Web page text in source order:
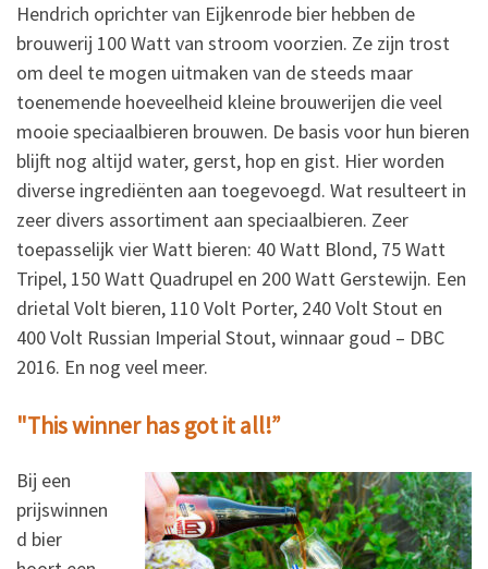
Hendrich oprichter van Eijkenrode bier hebben de
brouwerij 100 Watt van stroom voorzien. Ze zijn trost
om deel te mogen uitmaken van de steeds maar
toenemende hoeveelheid kleine brouwerijen die veel
mooie speciaalbieren brouwen. De basis voor hun bieren
blijft nog altijd water, gerst, hop en gist. Hier worden
diverse ingrediënten aan toegevoegd. Wat resulteert in
zeer divers assortiment aan speciaalbieren. Zeer
toepasselijk vier Watt bieren: 40 Watt Blond, 75 Watt
Tripel, 150 Watt Quadrupel en 200 Watt Gerstewijn. Een
drietal Volt bieren, 110 Volt Porter, 240 Volt Stout en
400 Volt Russian Imperial Stout, winnaar goud – DBC
2016. En nog veel meer.
"This winner has got it all!”
Bij een
prijswinnen
d bier